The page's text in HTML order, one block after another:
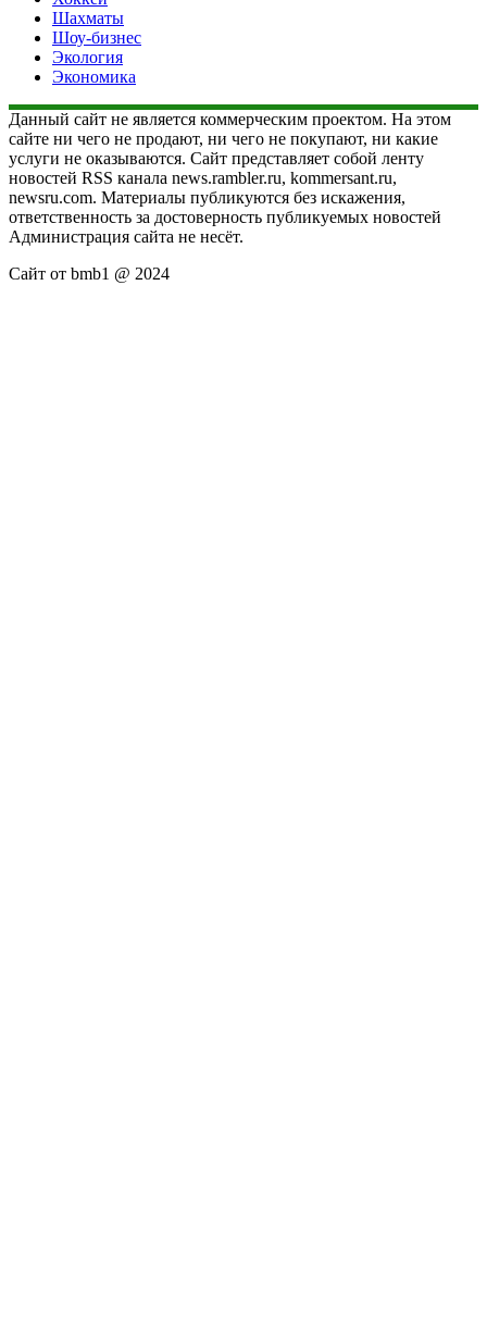
Шахматы
Шоу-бизнес
Экология
Экономика
Данный сайт не является коммерческим проектом. На этом
сайте ни чего не продают, ни чего не покупают, ни какие
услуги не оказываются. Сайт представляет собой ленту
новостей RSS канала news.rambler.ru, kommersant.ru,
newsru.com. Материалы публикуются без искажения,
ответственность за достоверность публикуемых новостей
Администрация сайта не несёт.
Сайт от bmb1 @ 2024